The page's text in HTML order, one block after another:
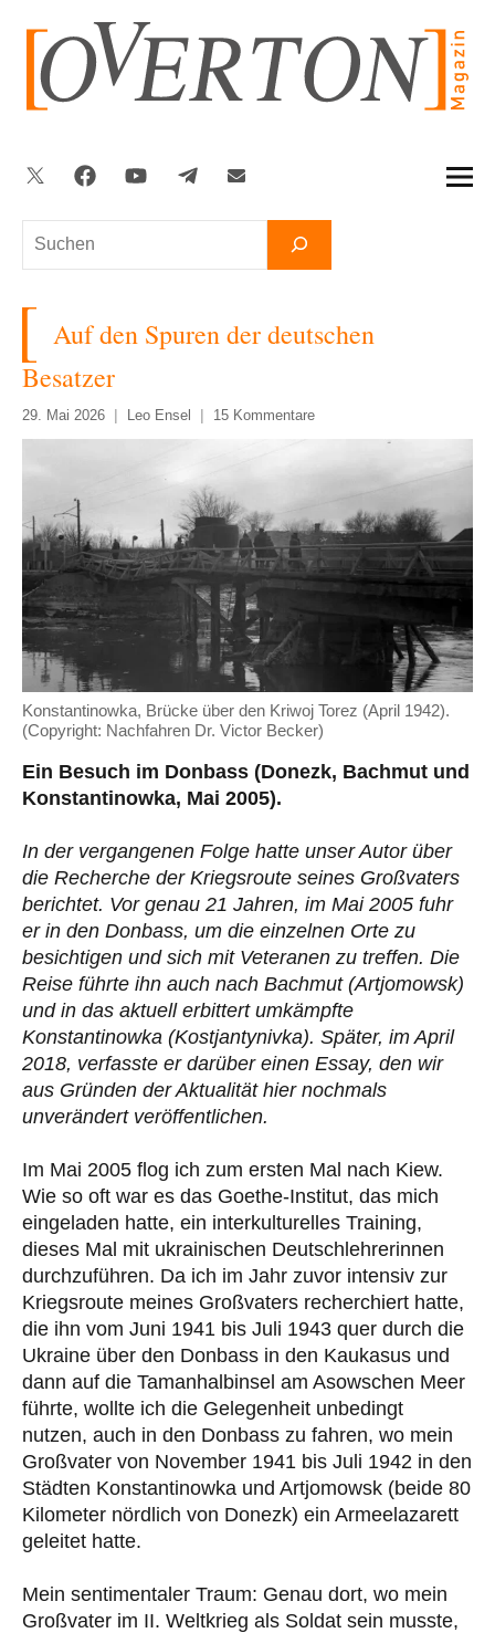
springen
Suchen
Twitter FacebookYouTubeTelegram
Auf den Spuren der deutschen
Besatzer
29. Mai 2026 Leo Ensel 15 Kommentare
Konstantinowka, Brücke über den Kriwoj Torez (April 1942).
(Copyright: Nachfahren Dr. Victor Becker)
Ein Besuch im Donbass (Donezk, Bachmut und
Konstantinowka, Mai 2005).
In der vergangenen Folge hatte unser Autor über
die Recherche der Kriegsroute seines Großvaters
berichtet. Vor genau 21 Jahren, im Mai 2005 fuhr
er in den Donbass, um die einzelnen Orte zu
besichtigen und sich mit Veteranen zu treffen. Die
Reise führte ihn auch nach Bachmut (Artjomowsk)
und in das aktuell erbittert umkämpfte
Konstantinowka (Kostjantynivka). Später, im April
2018, verfasste er darüber einen Essay, den wir
aus Gründen der Aktualität hier nochmals
unverändert veröffentlichen.
Im Mai 2005 flog ich zum ersten Mal nach Kiew.
Wie so oft war es das Goethe-Institut, das mich
eingeladen hatte, ein interkulturelles Training,
dieses Mal mit ukrainischen Deutschlehrerinnen
durchzuführen. Da ich im Jahr zuvor intensiv zur
Kriegsroute meines Großvaters recherchiert hatte,
die ihn vom Juni 1941 bis Juli 1943 quer durch die
Ukraine über den Donbass in den Kaukasus und
dann auf die Tamanhalbinsel am Asowschen Meer
führte, wollte ich die Gelegenheit unbedingt
nutzen, auch in den Donbass zu fahren, wo mein
Großvater von November 1941 bis Juli 1942 in den
Städten Konstantinowka und Artjomowsk (beide 80
Kilometer nördlich von Donezk) ein Armeelazarett
geleitet hatte.
Mein sentimentaler Traum: Genau dort, wo mein
Großvater im II. Weltkrieg als Soldat sein musste,